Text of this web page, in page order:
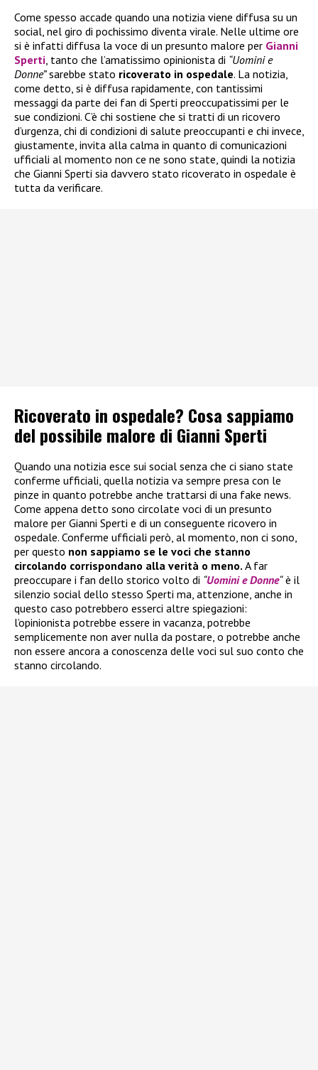
Come spesso accade quando una notizia viene diffusa su un
social, nel giro di pochissimo diventa virale. Nelle ultime ore
si è infatti diffusa la voce di un presunto malore per Gianni
Sperti, tanto che l’amatissimo opinionista di “Uomini e
Donne”sarebbe stato ricoverato in ospedale. La notizia,
come detto, si è diffusa rapidamente, con tantissimi
messaggi da parte dei fan di Sperti preoccupatissimi per le
sue condizioni. C’è chi sostiene che si tratti di un ricovero
d’urgenza, chi di condizioni di salute preoccupanti e chi invece,
giustamente, invita alla calma in quanto di comunicazioni
ufficiali al momento non ce ne sono state, quindi la notizia
che Gianni Sperti sia davvero stato ricoverato in ospedale è
tutta da verificare.
Ricoverato in ospedale? Cosa sappiamo
del possibile malore di Gianni Sperti
Quando una notizia esce sui social senza che ci siano state
conferme ufficiali, quella notizia va sempre presa con le
pinze in quanto potrebbe anche trattarsi di una fake news.
Come appena detto sono circolate voci di un presunto
malore per Gianni Sperti e di un conseguente ricovero in
ospedale. Conferme ufficiali però, al momento, non ci sono,
per questo non sappiamo se le voci che stanno
circolando corrispondano alla verità o meno. A far
preoccupare i fan dello storico volto di “Uomini e Donne“è il
silenzio social dello stesso Sperti ma, attenzione, anche in
questo caso potrebbero esserci altre spiegazioni:
l’opinionista potrebbe essere in vacanza, potrebbe
semplicemente non aver nulla da postare, o potrebbe anche
non essere ancora a conoscenza delle voci sul suo conto che
stanno circolando.